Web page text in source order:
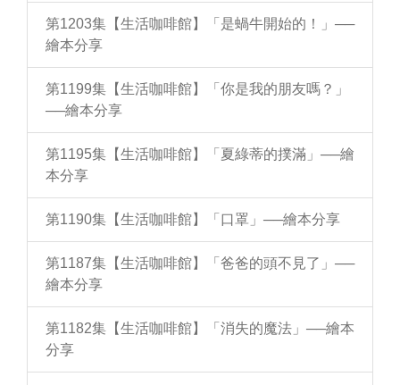
第1203集【生活咖啡館】「是蝸牛開始的！」──
繪本分享
第1199集【生活咖啡館】「你是我的朋友嗎？」
──繪本分享
第1195集【生活咖啡館】「夏綠蒂的撲滿」──繪
本分享
第1190集【生活咖啡館】「口罩」──繪本分享
第1187集【生活咖啡館】「爸爸的頭不見了」──
繪本分享
第1182集【生活咖啡館】「消失的魔法」──繪本
分享